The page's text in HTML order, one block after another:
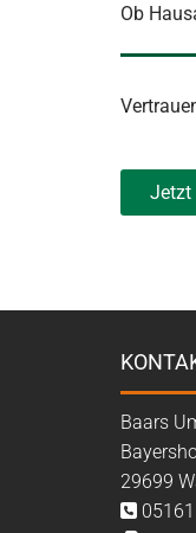
Ob
Jetzt
Baars
29699
